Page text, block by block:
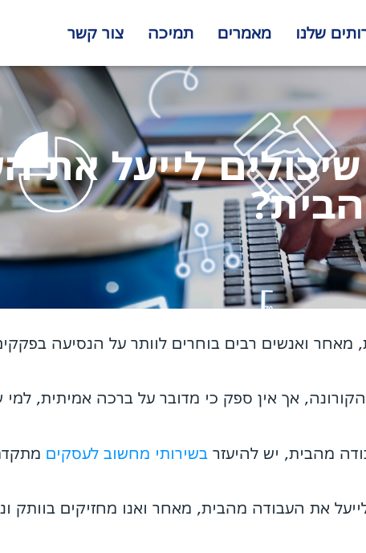
שלנו מאמרים תמיכה צור קשר
לייעל את
ואנשים רבים בוחרים לוותר על הנסיעה
אך אין ספק כי מדובר על ברכה אמיתית, למי
מהבית, יש להיעזר בשירותי מחשוב לעסקים
את העבודה מהבית, מאחר ואנו מחזיקים בוותק